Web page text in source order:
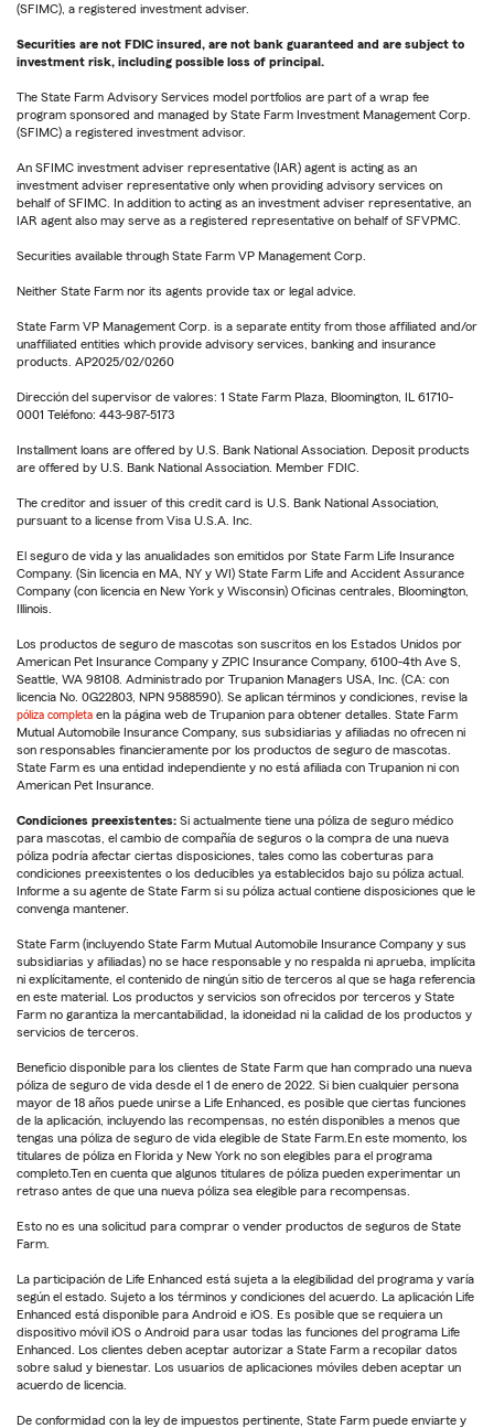
(SFIMC), a registered investment adviser.
Securities are not FDIC insured, are not bank guaranteed and are subject to
investment risk, including possible loss of principal.
The State Farm Advisory Services model portfolios are part of a wrap fee
program sponsored and managed by State Farm Investment Management Corp.
(SFIMC) a registered investment advisor.
An SFIMC investment adviser representative (IAR) agent is acting as an
investment adviser representative only when providing advisory services on
behalf of SFIMC. In addition to acting as an investment adviser representative, an
IAR agent also may serve as a registered representative on behalf of SFVPMC.
Securities available through State Farm VP Management Corp.
Neither State Farm nor its agents provide tax or legal advice.
State Farm VP Management Corp. is a separate entity from those affiliated and/or
unaffiliated entities which provide advisory services, banking and insurance
products. AP2025/02/0260
Dirección del supervisor de valores: 1 State Farm Plaza, Bloomington, IL 61710-
0001 Teléfono: 443-987-5173
Installment loans are offered by U.S. Bank National Association. Deposit products
are offered by U.S. Bank National Association. Member FDIC.
The creditor and issuer of this credit card is U.S. Bank National Association,
pursuant to a license from Visa U.S.A. Inc.
El seguro de vida y las anualidades son emitidos por State Farm Life Insurance
Company. (Sin licencia en MA, NY y WI) State Farm Life and Accident Assurance
Company (con licencia en New York y Wisconsin) Oficinas centrales, Bloomington,
Illinois.
Los productos de seguro de mascotas son suscritos en los Estados Unidos por
American Pet Insurance Company y ZPIC Insurance Company, 6100-4th Ave S,
Seattle, WA 98108. Administrado por Trupanion Managers USA, Inc. (CA: con
licencia No. 0G22803, NPN 9588590). Se aplican términos y condiciones, revise la
póliza completa en la página web de Trupanion para obtener detalles. State Farm
Mutual Automobile Insurance Company, sus subsidiarias y afiliadas no ofrecen ni
son responsables financieramente por los productos de seguro de mascotas.
State Farm es una entidad independiente y no está afiliada con Trupanion ni con
American Pet Insurance.
Condiciones preexistentes: Si actualmente tiene una póliza de seguro médico
para mascotas, el cambio de compañía de seguros o la compra de una nueva
póliza podría afectar ciertas disposiciones, tales como las coberturas para
condiciones preexistentes o los deducibles ya establecidos bajo su póliza actual.
Informe a su agente de State Farm si su póliza actual contiene disposiciones que le
convenga mantener.
State Farm (incluyendo State Farm Mutual Automobile Insurance Company y sus
subsidiarias y afiliadas) no se hace responsable y no respalda ni aprueba, implícita
ni explícitamente, el contenido de ningún sitio de terceros al que se haga referencia
en este material. Los productos y servicios son ofrecidos por terceros y State
Farm no garantiza la mercantabilidad, la idoneidad ni la calidad de los productos y
servicios de terceros.
Beneficio disponible para los clientes de State Farm que han comprado una nueva
póliza de seguro de vida desde el 1 de enero de 2022. Si bien cualquier persona
mayor de 18 años puede unirse a Life Enhanced, es posible que ciertas funciones
de la aplicación, incluyendo las recompensas, no estén disponibles a menos que
tengas una póliza de seguro de vida elegible de State Farm.En este momento, los
titulares de póliza en Florida y New York no son elegibles para el programa
completo.Ten en cuenta que algunos titulares de póliza pueden experimentar un
retraso antes de que una nueva póliza sea elegible para recompensas.
Esto no es una solicitud para comprar o vender productos de seguros de State
Farm.
La participación de Life Enhanced está sujeta a la elegibilidad del programa y varía
según el estado. Sujeto a los términos y condiciones del acuerdo. La aplicación Life
Enhanced está disponible para Android e iOS. Es posible que se requiera un
dispositivo móvil iOS o Android para usar todas las funciones del programa Life
Enhanced. Los clientes deben aceptar autorizar a State Farm a recopilar datos
sobre salud y bienestar. Los usuarios de aplicaciones móviles deben aceptar un
acuerdo de licencia.
De conformidad con la ley de impuestos pertinente, State Farm puede enviarte y